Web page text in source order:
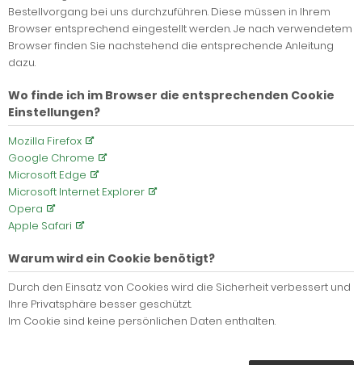
Bestellvorgang bei uns durchzuführen. Diese müssen in Ihrem
Browser entsprechend eingestellt werden. Je nach verwendetem
Browser finden Sie nachstehend die entsprechende Anleitung
dazu.
Wo finde ich im Browser die entsprechenden Cookie
Einstellungen?
Mozilla Firefox
Google Chrome
Microsoft Edge
Microsoft Internet Explorer
Opera
Apple Safari
Warum wird ein Cookie benötigt?
Durch den Einsatz von Cookies wird die Sicherheit verbessert und
Ihre Privatsphäre besser geschützt.
Im Cookie sind keine persönlichen Daten enthalten.